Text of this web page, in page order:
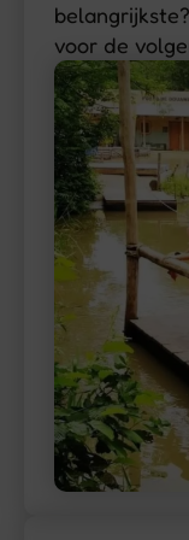
voor de